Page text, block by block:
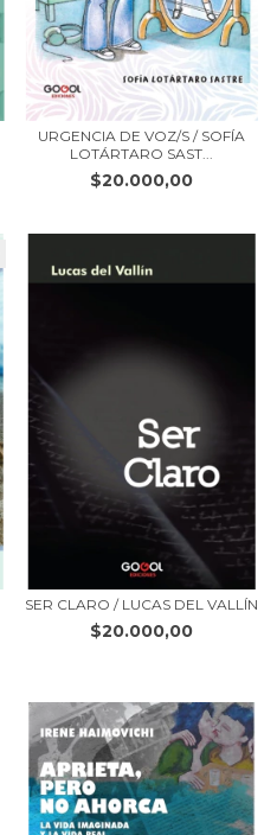
URGENCIA DE VOZ/S / SOFÍA
LOTÁRTARO SAST...
$20.000,00
SER CLARO / LUCAS DEL VALLÍN
$20.000,00